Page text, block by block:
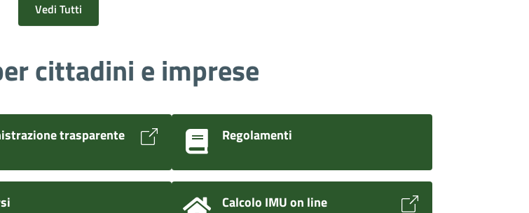
Vedi Tutti
cittadini e imprese
trasparente Regolamenti
Calcolo IMU on line